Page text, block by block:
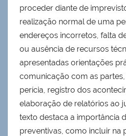
proceder diante de
realização normal de uma
endereços incorretos, falta
ou ausência de recursos
apresentadas orientações
comunicação com as
perícia, registro dos
elaboração de relatórios ao
texto destaca a importância
preventivas, como incluir na